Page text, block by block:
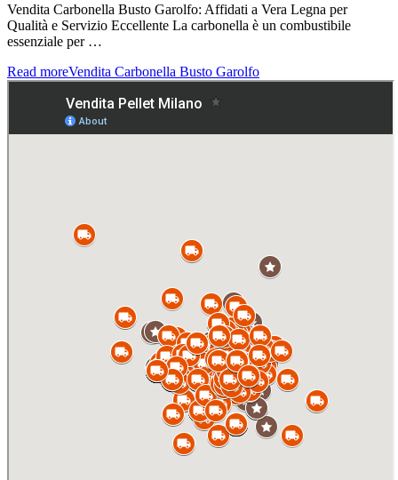
Vendita Carbonella Busto Garolfo: Affidati a Vera Legna per
Qualità e Servizio Eccellente La carbonella è un combustibile
essenziale per …
Read moreVendita Carbonella Busto Garolfo